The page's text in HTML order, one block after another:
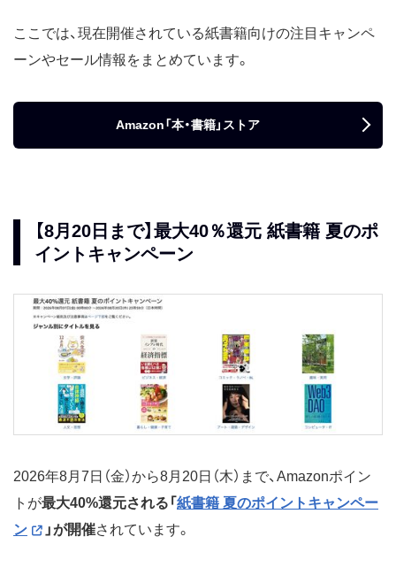
ここでは、現在開催されている紙書籍向けの注目キャンペ
ーンやセール情報をまとめています。
Amazon「本・書籍」ストア
【8月20日まで】最大40％還元 紙書籍 夏のポ
イントキャンペーン
2026年8月7日（金）から8月20日（木）まで、Amazonポイン
トが最大40%還元される「紙書籍 夏のポイントキャンペー
ン
」が開催されています。